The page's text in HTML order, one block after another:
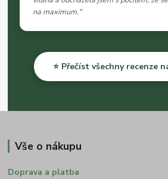
na maximum."
⭐ Přečíst všechny recenze
Vše o nákupu
Doprava a platba